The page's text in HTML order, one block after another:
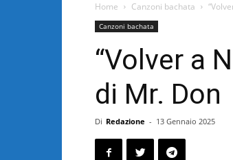
Home Canzoni bachata
Canzoni bachata
“Volver a
di Mr. Don
Di Redazione - 13 Gennaio 2025